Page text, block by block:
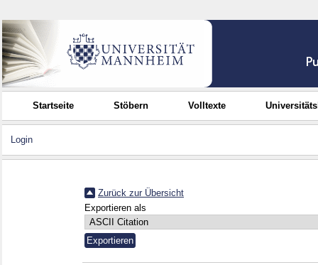
Startseite Stöbern Volltexte
Login
Zurück zur Übersicht
Exportieren als